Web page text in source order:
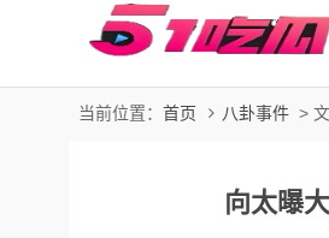
当前位置： 首页 八卦事件 >
向太曝